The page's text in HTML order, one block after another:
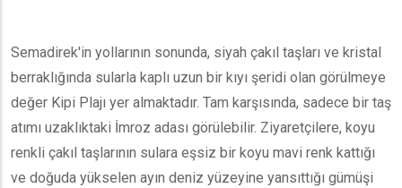
Semadirek'in yollarının sonunda, siyah çakıl taşları ve kristal
berraklığında sularla kaplı uzun bir kıyı şeridi olan görülmeye
değer Kipi Plajı yer almaktadır. Tam karşısında, sadece bir taş
atımı uzaklıktaki İmroz adası görülebilir. Ziyaretçilere, koyu
renkli çakıl taşlarının sulara eşsiz bir koyu mavi renk kattığı
ve doğuda yükselen ayın deniz yüzeyine yansıttığı gümüşi